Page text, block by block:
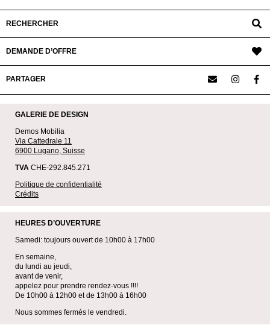
RECHERCHER
DEMANDE D’OFFRE
PARTAGER
GALERIE DE DESIGN
Demos Mobilia
Via Cattedrale 11
6900 Lugano, Suisse
TVA CHE-292.845.271
Politique de confidentialité
Crédits
HEURES D’OUVERTURE
Samedi: toujours ouvert de 10h00 à 17h00
En semaine,
du lundi au jeudi,
avant de venir,
appelez pour prendre rendez-vous !!!!
De 10h00 à 12h00 et de 13h00 à 16h00
Nous sommes fermés le vendredi.